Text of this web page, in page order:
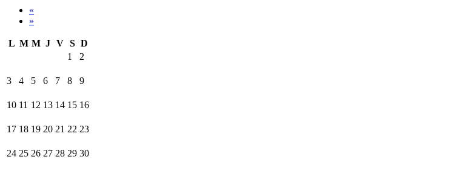
«
»
L M M J V S D
1
2
3 4 5 6 7 8 9
10 11 12 13 14 15 16
17 18 19 20 21 22 23
24 25 26 27 28 29 30